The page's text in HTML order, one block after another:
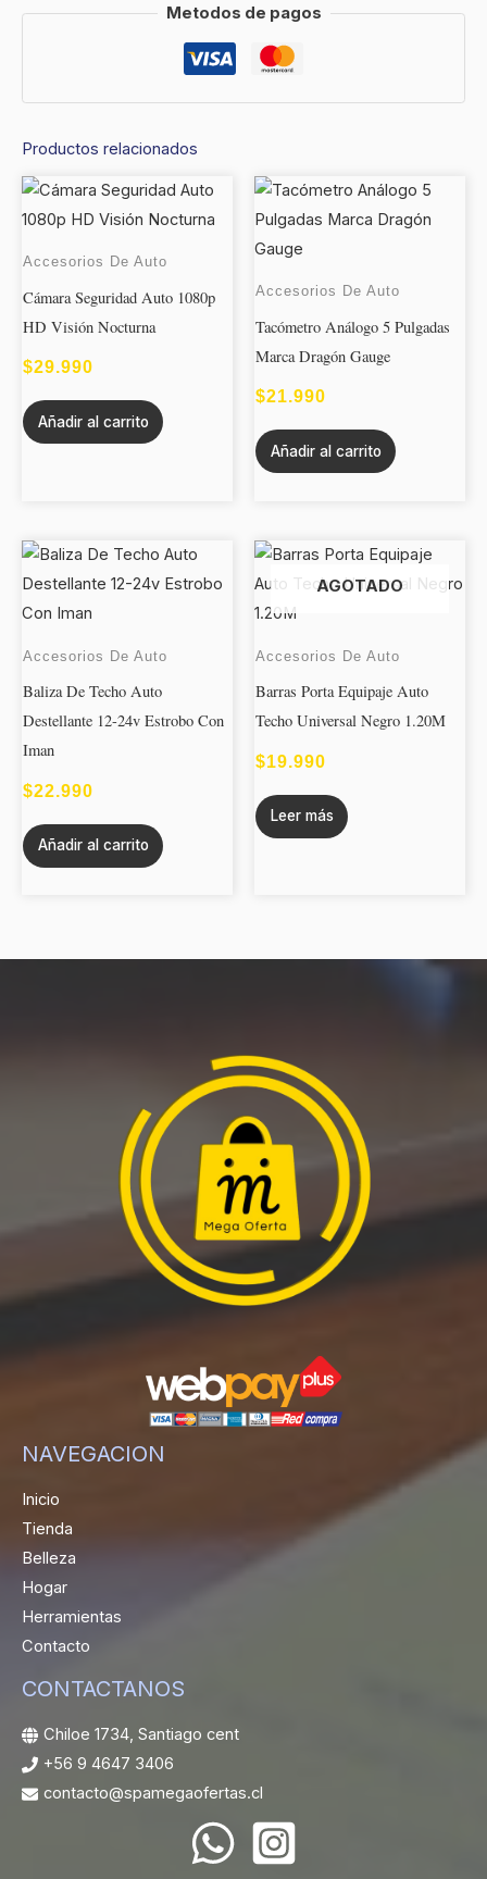
Metodos de pagos
Productos relacionados
Accesorios De Auto
Cámara Seguridad Auto 1080p
HD Visión Nocturna
$29.990
Añadir al carrito
Accesorios De Auto
Tacómetro Análogo 5 Pulgadas
Marca Dragón Gauge
$21.990
Añadir al carrito
Accesorios De Auto
Baliza De Techo Auto
Destellante 12-24v Estrobo Con
Iman
$22.990
Añadir al carrito
AGOTADO
Accesorios De Auto
Barras Porta Equipaje Auto
Techo Universal Negro 1.20M
$19.990
Leer más
NAVEGACION
Inicio
Tienda
Belleza
Hogar
Herramientas
Contacto
CONTACTANOS
Chiloe 1734, Santiago cent
+56 9 4647 3406
contacto@spamegaofertas.cl